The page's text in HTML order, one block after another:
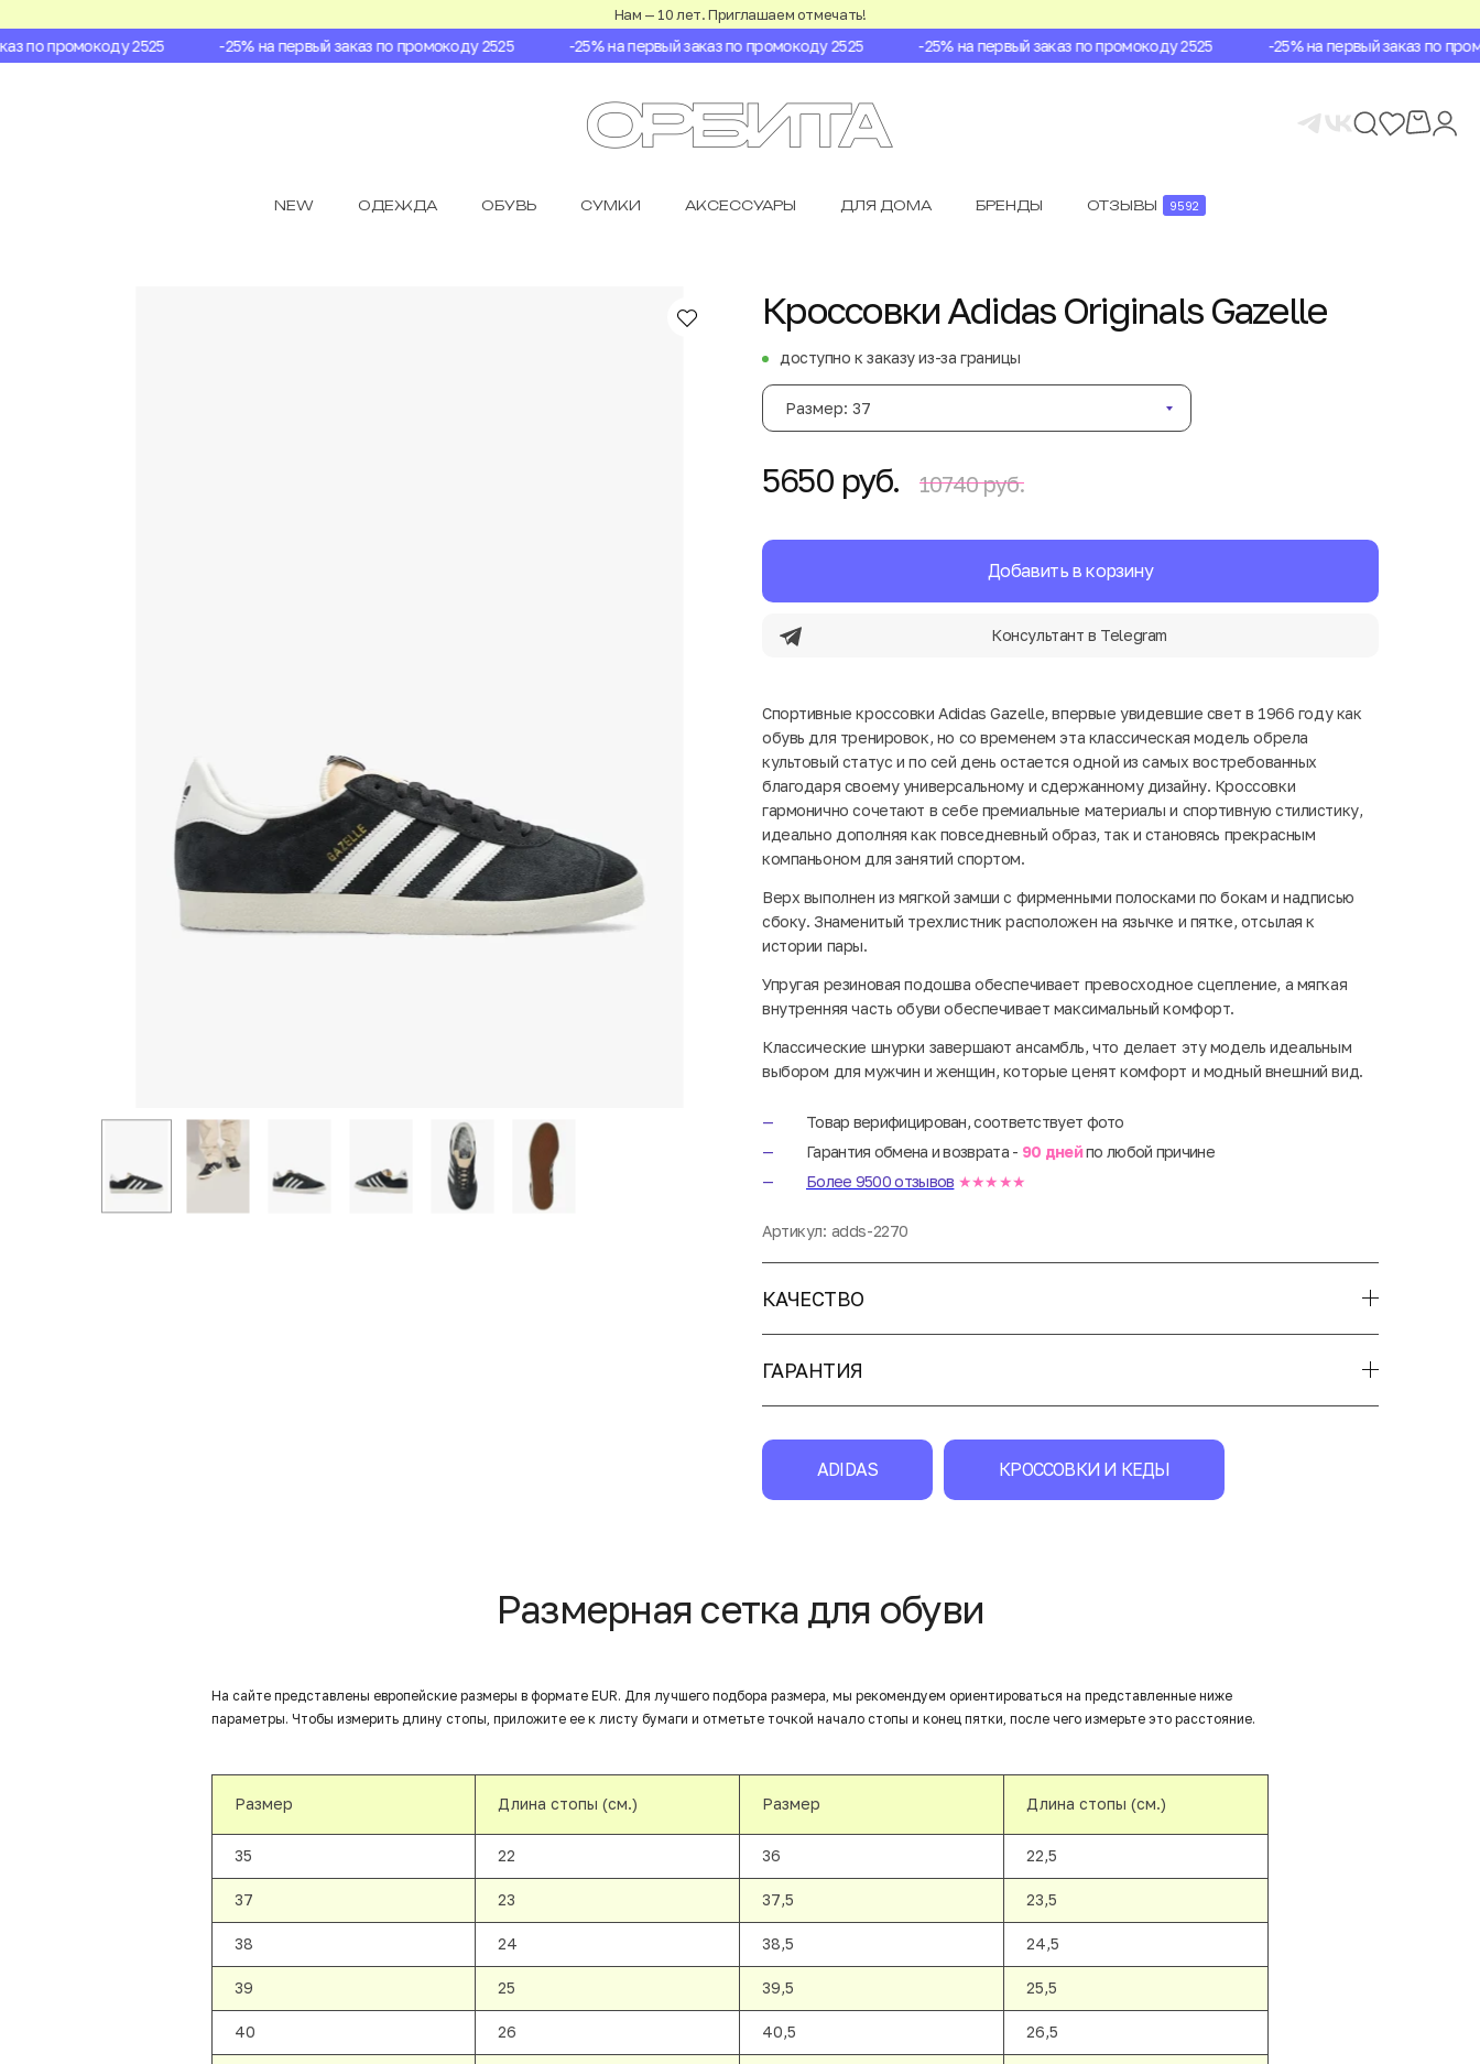
Нам — 10 лет. Приглашаем отмечать!
по промокоду 2525 -25% на первый заказ по промокоду 2525 -25% на первый заказ по промокоду 2525 -25% на первый заказ по промокоду 2525 -25% на первый заказ по
NEW ОДЕЖДА ОБУВЬ СУМКИ АКСЕССУАРЫ ДЛЯ ДОМА БРЕНДЫ ОТЗЫВЫ 9592
Кроссовки Adidas Originals Gazelle
доступно к заказу из-за границы
Размер: 37
5650 руб. 10740 руб.
Добавить в корзину
Консультант в Telegram
Спортивные кроссовки Adidas Gazelle, впервые увидевшие свет в 1966 году как
обувь для тренировок, но со временем эта классическая модель обрела
культовый статус и по сей день остается одной из самых востребованных
благодаря своему универсальному и сдержанному дизайну. Кроссовки
гармонично сочетают в себе премиальные материалы и спортивную стилистику,
идеально дополняя как повседневный образ, так и становясь прекрасным
компаньоном для занятий спортом.
Верх выполнен из мягкой замши с фирменными полосками по бокам и надписью
сбоку. Знаменитый трехлистник расположен на язычке и пятке, отсылая к
истории пары.
Упругая резиновая подошва обеспечивает превосходное сцепление, а мягкая
внутренняя часть обуви обеспечивает максимальный комфорт.
Классические шнурки завершают ансамбль, что делает эту модель идеальным
выбором для мужчин и женщин, которые ценят комфорт и модный внешний вид.
Товар верифицирован, соответствует фото
Гарантия обмена и возврата - 90 днейпо любой причине
Более 9500 отзывов ★★★★★
Артикул: adds-2270
КАЧЕСТВО
ГАРАНТИЯ
ADIDAS КРОССОВКИ И КЕДЫ
Размерная сетка для обуви
На сайте представлены европейские размеры в формате EUR. Для лучшего подбора размера, мы рекомендуем ориентироваться на представленные ниже
параметры. Чтобы измерить длину стопы, приложите ее к листу бумаги и отметьте точкой начало стопы и конец пятки, после чего измерьте это расстояние.
Размер Длина стопы (см.) Размер Длина стопы (см.)
35 22 36 22,5
37 23 37,5 23,5
38 24 38,5 24,5
39 25 39,5 25,5
40 26 40,5 26,5